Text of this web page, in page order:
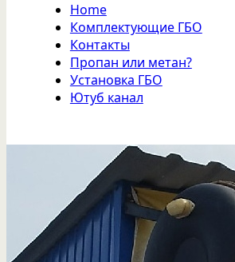
Home
Комплектующие ГБО
Контакты
Пропан или метан?
Установка ГБО
Ютуб канал